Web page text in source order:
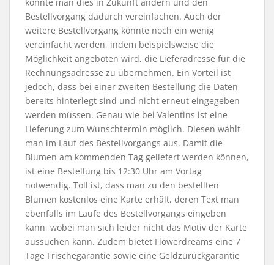
Bestellvorgang dadurch vereinfachen. Auch der
weitere Bestellvorgang könnte noch ein wenig
vereinfacht werden, indem beispielsweise die
Möglichkeit angeboten wird, die Lieferadresse für die
Rechnungsadresse zu übernehmen. Ein Vorteil ist
jedoch, dass bei einer zweiten Bestellung die Daten
bereits hinterlegt sind und nicht erneut eingegeben
werden müssen. Genau wie bei Valentins ist eine
Lieferung zum Wunschtermin möglich. Diesen wählt
man im Lauf des Bestellvorgangs aus. Damit die
Blumen am kommenden Tag geliefert werden können,
ist eine Bestellung bis 12:30 Uhr am Vortag
notwendig. Toll ist, dass man zu den bestellten
Blumen kostenlos eine Karte erhält, deren Text man
ebenfalls im Laufe des Bestellvorgangs eingeben
kann, wobei man sich leider nicht das Motiv der Karte
aussuchen kann. Zudem bietet Flowerdreams eine 7
Tage Frischegarantie sowie eine Geldzurückgarantie